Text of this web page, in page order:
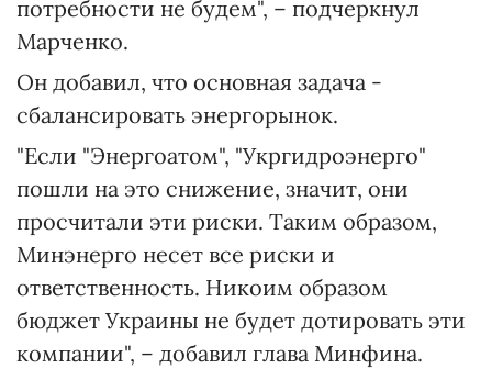
потребности не будем", – подчеркнул
Марченко.
Он добавил, что основная задача -
сбалансировать энергорынок.
"Если "Энергоатом", "Укргидроэнерго"
пошли на это снижение, значит, они
просчитали эти риски. Таким образом,
Минэнерго несет все риски и
ответственность. Никоим образом
бюджет Украины не будет дотировать эти
компании", – добавил глава Минфина.